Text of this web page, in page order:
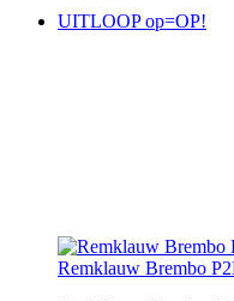
UITLOOP op=OP!
Remklauw Brembo